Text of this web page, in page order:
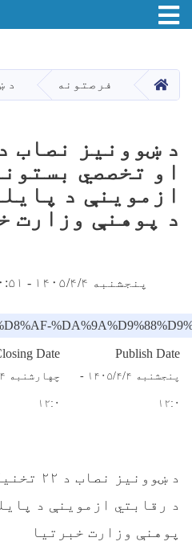
Toggle navigation
HOME فرصتونه د ښوونیز
او تخصصي
ازموینې د
د پوهنې وزارت
پنجشنبه ۱۴۰۵/۴/۴ - ۱۰:۵۱
Publish Date
پنجشنبه ۱۴۰۵/۴/۴ -
۱۲:۰
Date
۱۲:۰
د
د رقابتي ازموینې د
پوهنې وزارت خبرتیا